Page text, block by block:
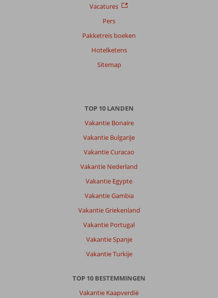
Vacatures
Pers
Pakketreis boeken
Hotelketens
Sitemap
TOP 10 LANDEN
Vakantie Bonaire
Vakantie Bulgarije
Vakantie Curacao
Vakantie Nederland
Vakantie Egypte
Vakantie Gambia
Vakantie Griekenland
Vakantie Portugal
Vakantie Spanje
Vakantie Turkije
TOP 10 BESTEMMINGEN
Vakantie Kaapverdië